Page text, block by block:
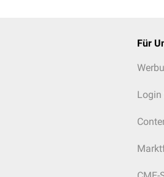
Für
Login